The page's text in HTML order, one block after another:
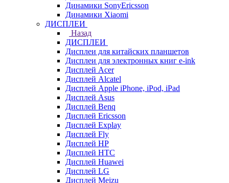
Динамики SonyEricsson
Динамики Xiaomi
ДИСПЛЕИ
Назад
ДИСПЛЕИ
Дисплеи для китайских планшетов
Дисплеи для электронных книг e-ink
Дисплей Acer
Дисплей Alcatel
Дисплей Apple iPhone, iPod, iPad
Дисплей Asus
Дисплей Benq
Дисплей Ericsson
Дисплей Explay
Дисплей Fly
Дисплей HP
Дисплей HTC
Дисплей Huawei
Дисплей LG
Дисплей Meizu